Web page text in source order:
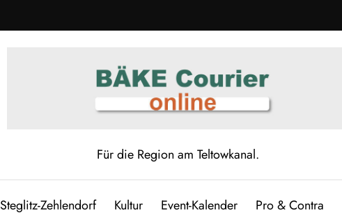
Für die Region am Teltowkanal.
Steglitz-Zehlendorf Kultur Event-Kalender Pro & Contra